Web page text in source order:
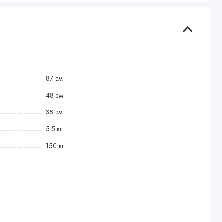
87 см
48 см
38 см
5.5 кг
150 кг